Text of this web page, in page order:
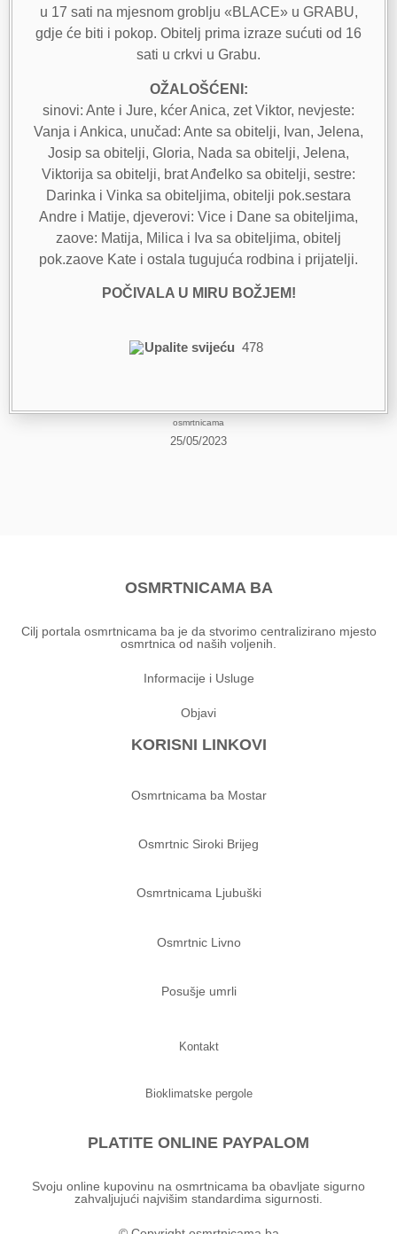
u 17 sati na mjesnom groblju «BLACE» u GRABU,
gdje će biti i pokop. Obitelj prima izraze sućuti od 16
sati u crkvi u Grabu.
OŽALOŠĆENI:
sinovi: Ante i Jure, kćer Anica, zet Viktor, nevjeste:
Vanja i Ankica, unučad: Ante sa obitelji, Ivan, Jelena,
Josip sa obitelji, Gloria, Nada sa obitelji, Jelena,
Viktorija sa obitelji, brat Anđelko sa obitelji, sestre:
Darinka i Vinka sa obiteljima, obitelji pok.sestara
Andre i Matije, djeverovi: Vice i Dane sa obiteljima,
zaove: Matija, Milica i Iva sa obiteljima, obitelj
pok.zaove Kate i ostala tugujuća rodbina i prijatelji.
POČIVALA U MIRU BOŽJEM!
Upalite svijeću 478
osmrtnicama
25/05/2023
OSMRTNICAMA BA
Cilj portala osmrtnicama ba je da stvorimo centralizirano mjesto
osmrtnica od naših voljenih.
Informacije i Usluge
Objavi
KORISNI LINKOVI
Osmrtnicama ba Mostar
Osmrtnic Siroki Brijeg
Osmrtnicama Ljubuški
Osmrtnic Livno
Posušje umrli
Kontakt
Bioklimatske pergole
PLATITE ONLINE PAYPALOM
Svoju online kupovinu na osmrtnicama ba obavljate sigurno
zahvaljujući najvišim standardima sigurnosti.